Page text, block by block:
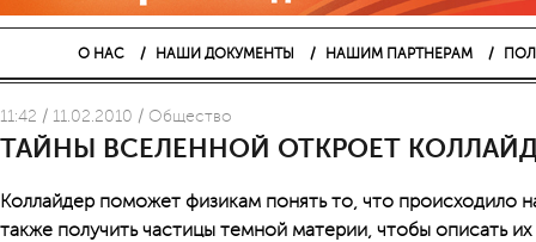
О НАС НАШИ ДОКУМЕНТЫ НАШИМ ПАРТНЕРАМ
11:42 / 11.02.2010 / Общество
ТАЙНЫ ВСЕЛЕННОЙ ОТКРОЕТ
Коллайдер поможет физикам понять то, что происходило
также получить частицы темной материи, чтобы описать